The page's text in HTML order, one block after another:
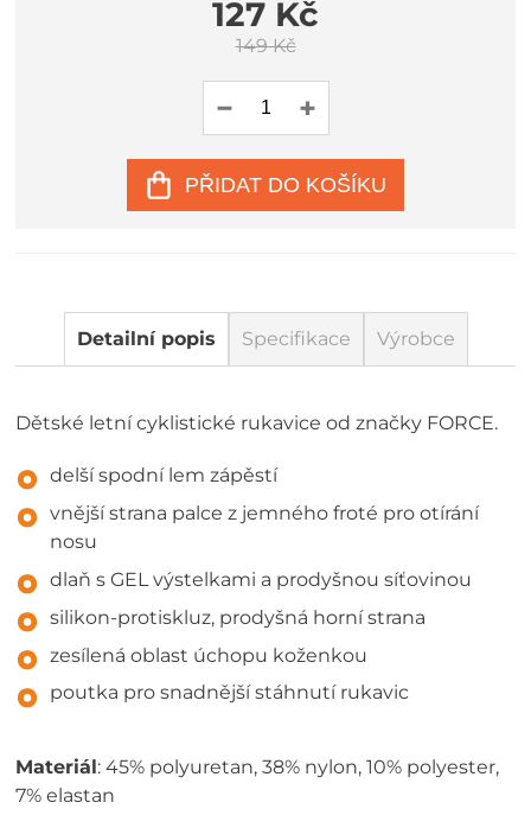
127 Kč
149 Kč
PŘIDAT DO KOŠÍKU
Detailní popis Specifikace Výrobce
Dětské letní cyklistické rukavice od značky FORCE.
delší spodní lem zápěstí
vnější strana palce z jemného froté pro otírání
nosu
dlaň s GEL výstelkami a prodyšnou síťovinou
silikon-protiskluz, prodyšná horní strana
zesílená oblast úchopu koženkou
poutka pro snadnější stáhnutí rukavic
Materiál : 45% polyuretan, 38% nylon, 10% polyester,
7% elastan